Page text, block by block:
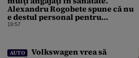
Alexandru Rogobete spune că nu
e destul personal pentru
combaterea infecţiilor
19:57
AUTO
Volkswagen vrea să